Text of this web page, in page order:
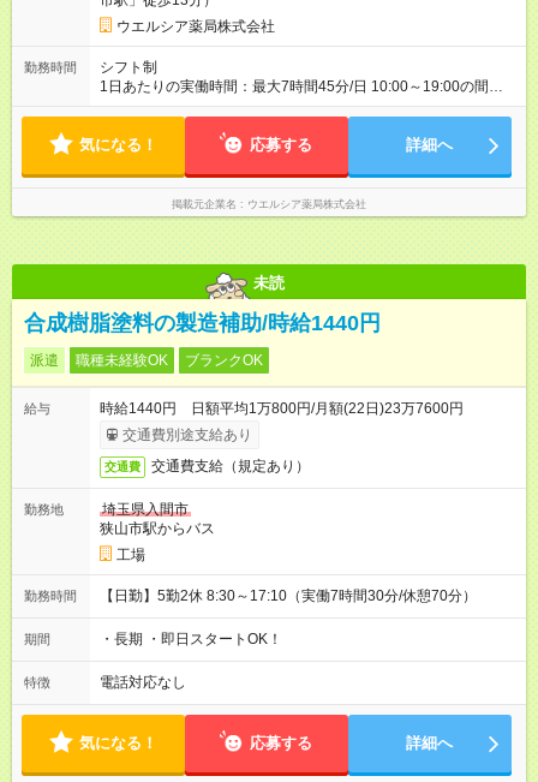
ウエルシア薬局株式会社
勤務時間
シフト制
1日あたりの実働時間：最大7時間45分/日 10:00～19:00の間で1
日7.75時間の勤務 ☆週5日の勤務 ※勤務曜日応相談 ☆未経験・
気になる！ 応募する 詳細へ
掲載元企業名 ウエルシア薬局株式会社
未読
合成樹脂塗料の製造補助/時給1440円
派遣 職種未経験OK ブランクOK
給与
時給1440円 日額平均1万800円/月額(22日)23万7600円
交通費別途支給あり
交通費 交通費支給（規定あり）
勤務地
埼玉県入間市
狭山市駅からバス
工場
勤務時間 【日勤】5勤2休 8:30～17:10（実働7時間30分/休憩70分）
期間 ・長期 ・即日スタートOK！
特徴 電話対応なし
気になる！ 応募する 詳細へ